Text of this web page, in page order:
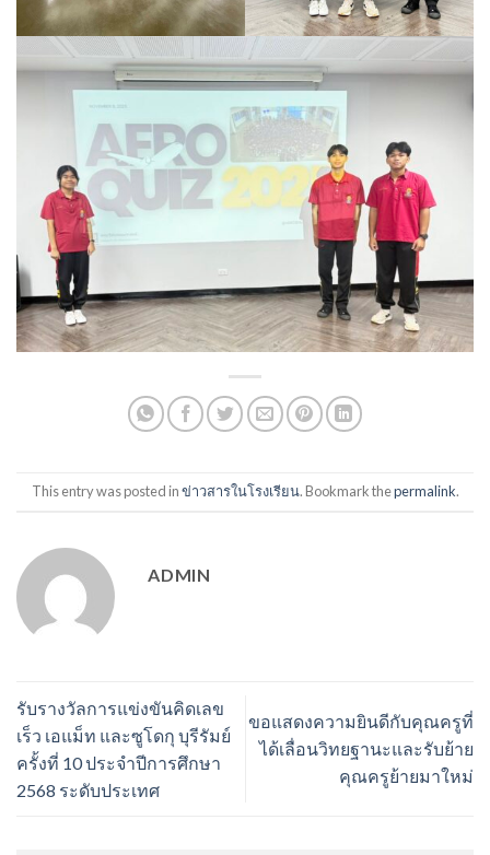
This entry was posted inข่าวสารในโรงเรียน. Bookmark thepermalink.
ADMIN
รับรางวัลการแข่งขันคิดเลข
เร็ว เอแม็ท และซูโดกุ บุรีรัมย์
ครั้งที่ 10 ประจำปีการศึกษา
2568 ระดับประเทศ
ขอแสดงความยินดีกับคุณครูที่
ได้เลื่อนวิทยฐานะและรับย้าย
คุณครูย้ายมาใหม่